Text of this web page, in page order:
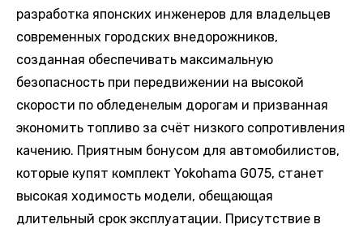
разработка японских инженеров для владельцев
современных городских внедорожников,
созданная обеспечивать максимальную
безопасность при передвижении на высокой
скорости по обледенелым дорогам и призванная
экономить топливо за счёт низкого сопротивления
качению. Приятным бонусом для автомобилистов,
которые купят комплект Yokohama G075, станет
высокая ходимость модели, обещающая
длительный срок эксплуатации. Присутствие в